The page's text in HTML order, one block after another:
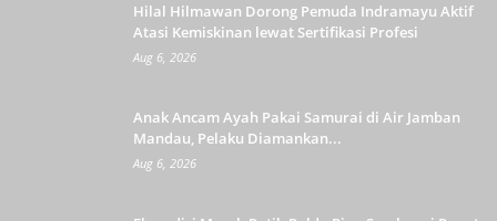
Hilal Hilmawan Dorong Pemuda Indramayu Aktif
Atasi Kemiskinan lewat Sertifikasi Profesi
Aug 6, 2026
Anak Ancam Ayah Pakai Samurai di Air Jamban
Mandau, Pelaku Diamankan...
Aug 6, 2026